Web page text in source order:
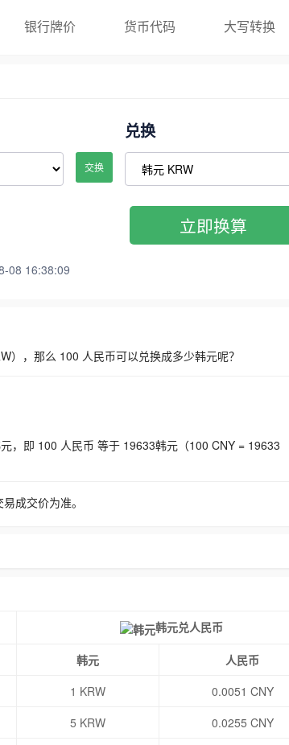
银行牌价 货币代码 大写转换
交换
兑换
08 16:38:09
立即换算
，那么 100 人民币可以兑换成多少韩元呢？
，即 100 人民币 等于 19633韩元（100 CNY = 19633
成交价为准。
韩元兑人民币
韩元
人民币
1 KRW
0.0051 CNY
5 KRW
0.0255 CNY